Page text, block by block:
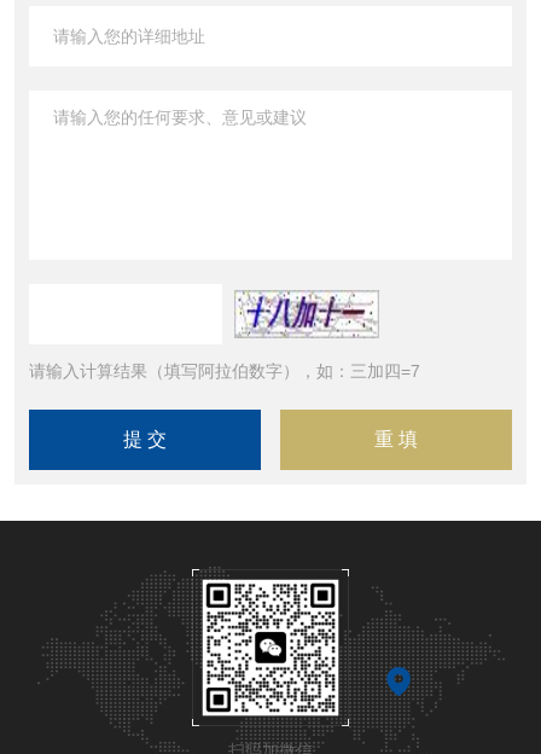
请输入计算结果（填写阿拉伯数字），如：三加四=7